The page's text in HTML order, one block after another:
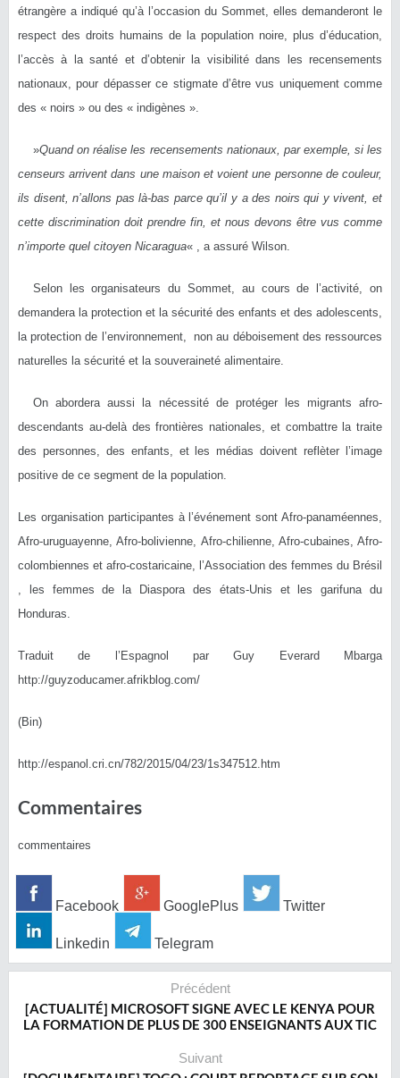
étrangère a indiqué qu’à l’occasion du Sommet, elles demanderont le
respect des droits humains de la population noire, plus d’éducation,
l’accès à la santé et d’obtenir la visibilité dans les recensements
nationaux, pour dépasser ce stigmate d’être vus uniquement comme
des « noirs » ou des « indigènes ».
»Quand on réalise les recensements nationaux, par exemple, si les
censeurs arrivent dans une maison et voient une personne de couleur,
ils disent, n’allons pas là-bas parce qu’il y a des noirs qui y vivent, et
cette discrimination doit prendre fin, et nous devons être vus comme
n’importe quel citoyen Nicaragua« , a assuré Wilson.
Selon les organisateurs du Sommet, au cours de l’activité, on
demandera la protection et la sécurité des enfants et des adolescents,
la protection de l’environnement, non au déboisement des ressources
naturelles la sécurité et la souveraineté alimentaire.
On abordera aussi la nécessité de protéger les migrants afro-
descendants au-delà des frontières nationales, et combattre la traite
des personnes, des enfants, et les médias doivent reflèter l’image
positive de ce segment de la population.
Les organisation participantes à l’événement sont Afro-panaméennes,
Afro-uruguayenne, Afro-bolivienne, Afro-chilienne, Afro-cubaines, Afro-
colombiennes et afro-costaricaine, l’Association des femmes du Brésil
, les femmes de la Diaspora des états-Unis et les garifuna du
Honduras.
Traduit de l’Espagnol par Guy Everard Mbarga
http://guyzoducamer.afrikblog.com/
(Bin)
http://espanol.cri.cn/782/2015/04/23/1s347512.htm
Commentaires
commentaires
Facebook GooglePlus Twitter
Linkedin Telegram
Précédent
[ACTUALITÉ] MICROSOFT SIGNE AVEC LE KENYA POUR
LA FORMATION DE PLUS DE 300 ENSEIGNANTS AUX TIC
Suivant